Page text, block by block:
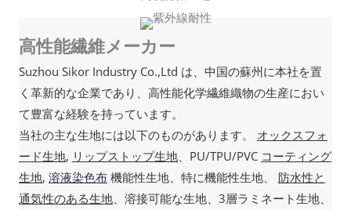
高性能繊維メーカー
Suzhou Sikor Industry Co.,Ltd は、中国の蘇州に本社を置
く革新的な企業であり、高性能化学繊維織物の生産におい
て豊富な経験を持っています。
当社の主な生地には以下のものがあります。 オックスフォ
ード生地, リップストップ生地 、PU/TPU/PVC コーティング
生地, 溶液染色布 機能性生地、特に機能性生地、 防水性と
通気性のある生地 、溶接可能な生地、3層ラミネート生地、